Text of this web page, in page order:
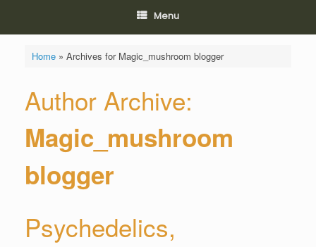
Menu
Home» Archives for Magic_mushroom blogger
Author Archive:
Magic_mushroom
blogger
Psychedelics,